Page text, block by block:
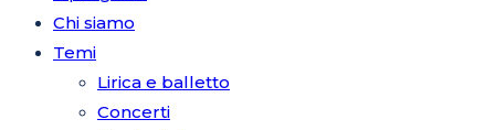
Chi siamo
Temi
Lirica e balletto
Concerti